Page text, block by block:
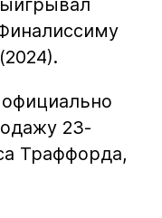
23-
Траффорда,